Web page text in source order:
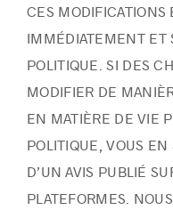
CES
IMMÉDIATEMENT ET
POLITIQUE. SI DES
MODIFIER DE
EN MATIÈRE DE VIE
POLITIQUE, VOUS
D’UN AVIS PUBLIÉ
PLATEFORMES.